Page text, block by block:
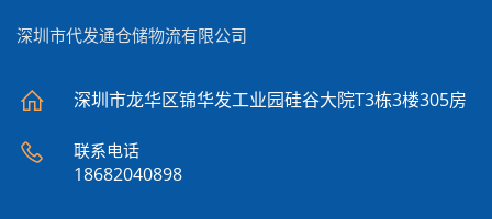
深圳市代发通仓储物流有限公司
深圳市龙华区锦华发工业园硅谷大院T3栋3楼305房
联系电话
18682040898